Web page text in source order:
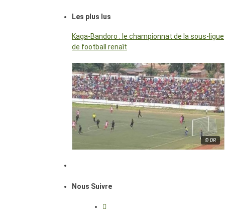
Les plus lus
Kaga-Bandoro : le championnat de la sous-ligue
de football renaît
© DR
Nous Suivre